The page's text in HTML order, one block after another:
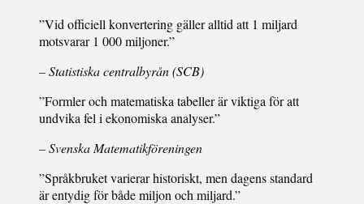
”Vid officiell konvertering gäller alltid att 1 miljard
motsvarar 1 000 miljoner.”
– Statistiska centralbyrån (SCB)
”Formler och matematiska tabeller är viktiga för att
undvika fel i ekonomiska analyser.”
– Svenska Matematikföreningen
”Språkbruket varierar historiskt, men dagens standard
är entydig för både miljon och miljard.”